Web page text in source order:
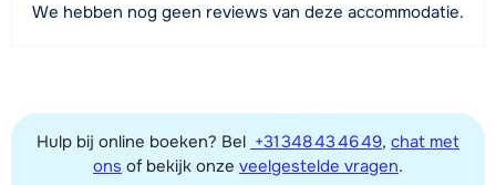
3,5 kilometer
Bekijk kaart
We hebben nog geen reviews van deze accommodatie.
Hulp bij online boeken? Bel +31 348 43 46 49, chat met
ons of bekijk onze veelgestelde vragen.